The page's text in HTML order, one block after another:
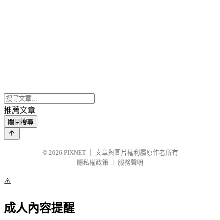
推薦文章
關閉搜尋
© 2026 PIXNET
文章與圖片權利屬原作者所有
隱私權政策
服務聲明
⚠️
成人內容提醒